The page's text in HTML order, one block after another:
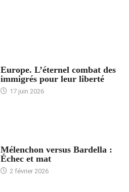
Europe. L’éternel combat des
immigrés pour leur liberté
17 juin 2026
Mélenchon versus Bardella :
Échec et mat
2 février 2026